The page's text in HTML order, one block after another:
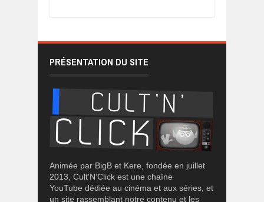
PRÉSENTATION DU SITE
Animée par BigB et Kere, fondée en juillet
2013, Cult'N'Click est une chaîne
YouTube dédiée au cinéma et aux séries, et
un site rassemblant notre contenu et les